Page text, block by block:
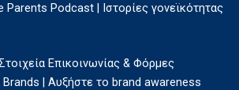
Parents Podcast | Ιστορίες γονεϊκότητας
Επικοινωνίας & Φόρμες
Brands | Αυξήστε το brand awareness